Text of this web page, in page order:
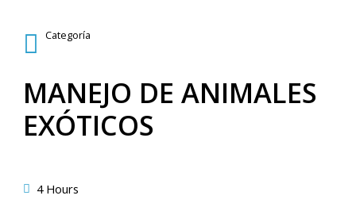
Categoría
MANEJO DE ANIMALES
EXÓTICOS
4 Hours